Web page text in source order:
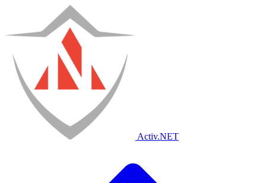
Activ.NET